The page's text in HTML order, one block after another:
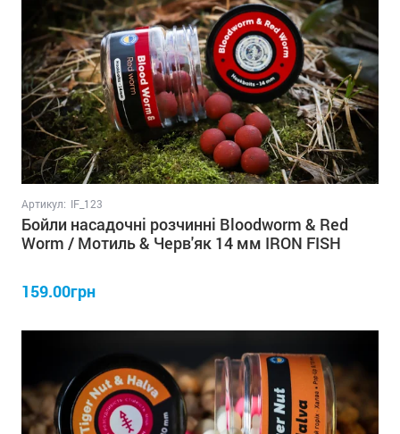
Артикул: IF_123
Бойли насадочні розчинні Bloodworm & Red
Worm / Мотиль & Черв'як 14 мм IRON FISH
159.00грн